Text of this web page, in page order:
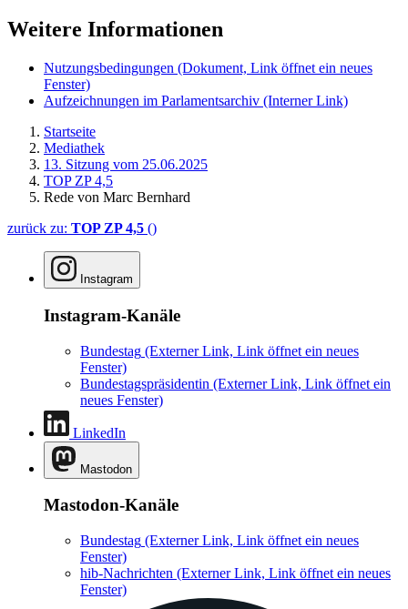
Weitere Informationen
Nutzungsbedingungen (Dokument, Link öffnet ein neues
Fenster)
Aufzeichnungen im Parlamentsarchiv (Interner Link)
Startseite
Mediathek
13. Sitzung vom 25.06.2025
TOP ZP 4,5
Rede von Marc Bernhard
zurück zu: TOP ZP 4,5 ()
Instagram
Instagram-Kanäle
Bundestag (Externer Link, Link öffnet ein neues
Fenster)
Bundestagspräsidentin (Externer Link, Link öffnet ein
neues Fenster)
LinkedIn
Mastodon
Mastodon-Kanäle
Bundestag (Externer Link, Link öffnet ein neues
Fenster)
hib-Nachrichten (Externer Link, Link öffnet ein neues
Fenster)